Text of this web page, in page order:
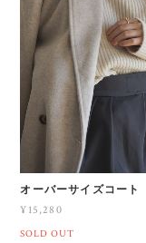
オーバーサイズコート
¥15,280
SOLD OUT